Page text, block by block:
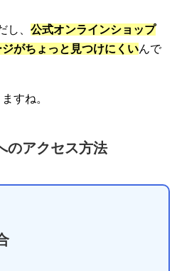
し、 公式オンラインショップ
がちょっと見つけにくいんで
すね。
のアクセス方法